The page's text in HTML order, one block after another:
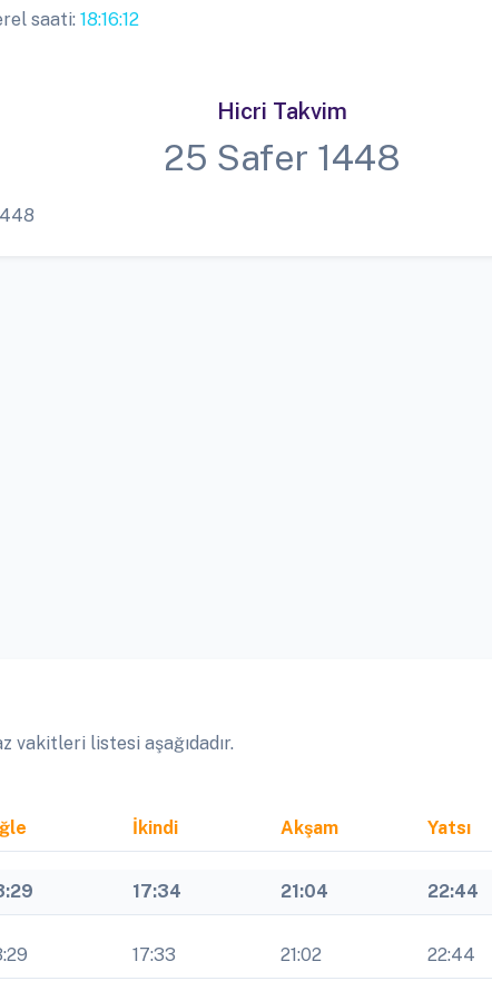
saati: 18:16:12
Hicri Takvim
25 Safer 1448
vakitleri listesi aşağıdadır.
İkindi Akşam Yatsı
17:34 21:04 22:44
17:33 21:02 22:44